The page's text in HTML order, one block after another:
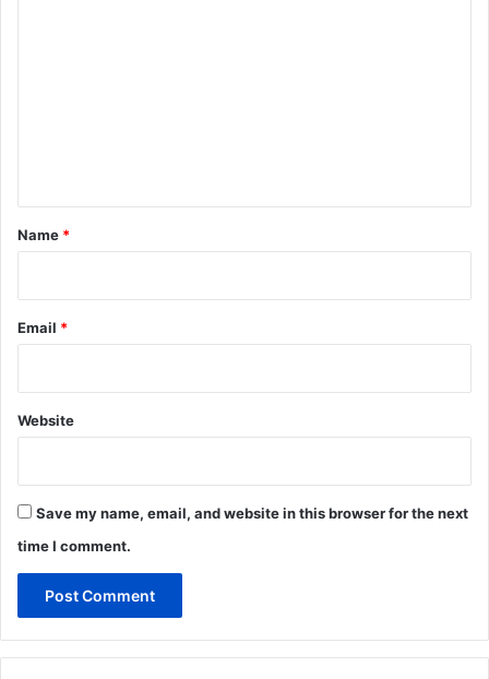
*
Name *
Email *
Website
Save my name, email, and website in this browser for the next
time I comment.